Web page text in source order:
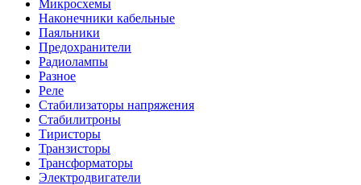
Микросхемы
Наконечники кабельные
Паяльники
Предохранители
Радиолампы
Разное
Реле
Стабилизаторы напряжения
Стабилитроны
Тиристоры
Транзисторы
Трансформаторы
Электродвигатели